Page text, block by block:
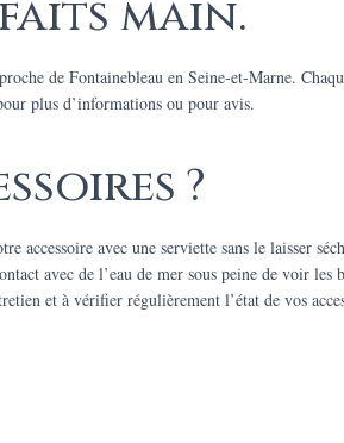
main.
de Fontainebleau en Seine-et-Marne.
plus d’informations ou pour avis.
?
accessoire avec une serviette sans le laisser
avec de l’eau de mer sous peine de voir les
et à vérifier régulièrement l’état de vos